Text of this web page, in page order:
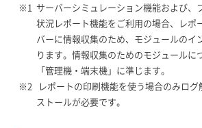
サーバーシミュレーション機能および、
状況レポート機能をご利用の場合、レポ
バーに情報収集のため、モジュールのイ
ります。情報収集のためのモジュールに
「管理機・端末機」に準じます。
レポートの印刷機能を使う場合のみロ
ストールが必要です。